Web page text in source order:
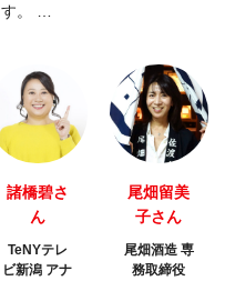
す。 …
諸橋碧さ
ん
TeNYテレ
ビ新潟 アナ
尾畑留美
子さん
尾畑酒造 専
務取締役